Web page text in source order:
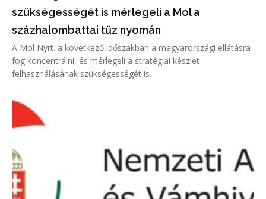
szükségességét is mérlegeli a Mol a
százhalombattai tűz nyomán
A Mol Nyrt. a következő időszakban a magyarországi ellátásra
fog koncentrálni, és mérlegeli a stratégiai készlet
felhasználásának szükségességét is.